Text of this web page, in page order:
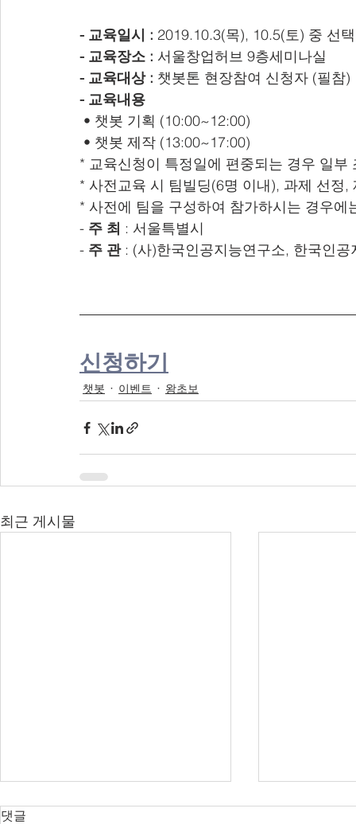
- 교육일시 : 2019.10.3(목), 10.5(토) 중 선
- 교육장소 : 서울창업허브 9층세미나실
- 교육대상 : 챗봇톤 현장참여 신청자 (필참)
- 교육내용
• 챗봇 기획 (10:00~12:00)
• 챗봇 제작 (13:00~17:00)
* 교육신청이 특정일에 편중되는 경우 일
* 사전교육 시 팀빌딩(6명 이내), 과제 선정
* 사전에 팀을 구성하여 참가하시는 경우
- 주 최 : 서울특별시
- 주 관 : (사)한국인공지능연구소, 한국인
신청하기
챗봇 이벤트 왕초보
최근 게시물
댓글